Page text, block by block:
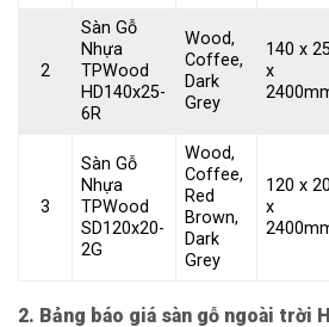
2
Sàn Gỗ
Nhựa
TPWood
HD140x25-
6R
Wood,
Coffee,
Dark
Grey
140 x
x
3
Sàn Gỗ
Nhựa
TPWood
SD120x20-
2G
Wood,
Coffee,
Red
Brown,
Dark
Grey
120 x 20
x
2. Bảng báo giá sàn gỗ ngoài trời